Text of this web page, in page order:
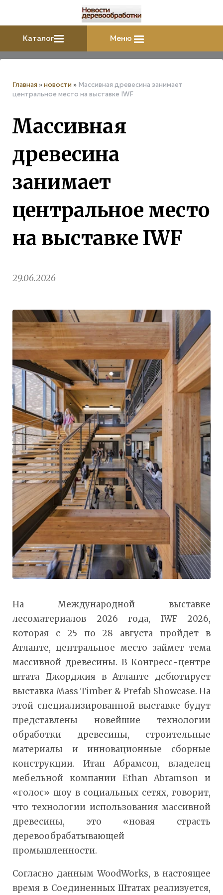
Каталог Меню
Главная »новости » Массивная древесина занимает
центральное место на выставке IWF
Массивная
древесина
занимает
центральное место
на выставке IWF
29.06.2026
На Международной выставке
лесоматериалов 2026 года, IWF 2026,
которая с 25 по 28 августа пройдет в
Атланте, центральное место займет тема
массивной древесины. В Конгресс-центре
штата Джорджия в Атланте дебютирует
выставка Mass Timber & Prefab Showcase. На
этой специализированной выставке будут
представлены новейшие технологии
обработки древесины, строительные
материалы и инновационные сборные
конструкции. Итан Абрамсон, владелец
мебельной компании Ethan Abramson и
«голос» шоу в социальных сетях, говорит,
что технологии использования массивной
древесины, это «новая страсть
деревообрабатывающей
промышленности.
Согласно данным WoodWorks, в настоящее
время в Соединенных Штатах реализуется,